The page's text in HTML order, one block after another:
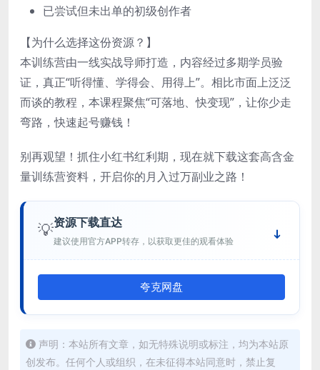
已尝试但未出单的初级创作者
【为什么选择这份资源？】
本训练营由一线实战导师打造，内容经过多期学员验
证，真正“听得懂、学得会、用得上”。相比市面上泛泛
而谈的教程，本课程聚焦“可落地、快变现”，让你少走
弯路，快速起号赚钱！
别再观望！抓住小红书红利期，现在就下载这套高含金
量训练营资料，开启你的月入过万副业之路！
💡资源下载直达
建议使用官方APP转存，以获取更佳的观看体验
夸克网盘
声明：本站所有文章，如无特殊说明或标注，均为本站原
创发布。任何个人或组织，在未征得本站同意时，禁止复